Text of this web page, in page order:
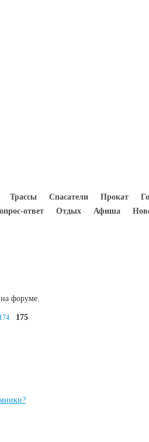
Трассы Спасатели Прокат
ответ Отдых Афиша
форуме.
174 175